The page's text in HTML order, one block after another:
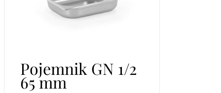
Pojemnik GN 1/2
65 mm